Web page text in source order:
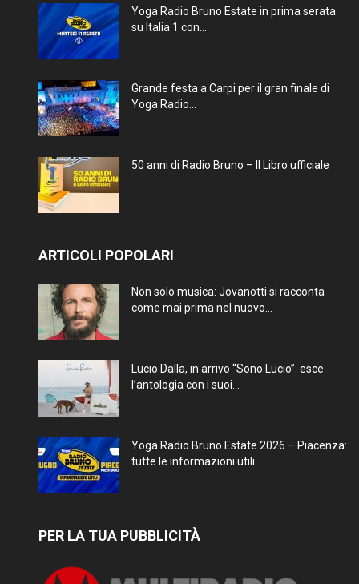
Yoga Radio Bruno Estate in prima serata
su Italia 1 con...
Grande festa a Carpi per il gran finale di
Yoga Radio...
50 anni di Radio Bruno – Il Libro ufficiale
ARTICOLI POPOLARI
Non solo musica: Jovanotti si racconta
come mai prima nel nuovo...
Lucio Dalla, in arrivo “Sono Lucio”: esce
l’antologia con i suoi...
Yoga Radio Bruno Estate 2026 – Piacenza:
tutte le informazioni utili
PER LA TUA PUBBLICITÀ